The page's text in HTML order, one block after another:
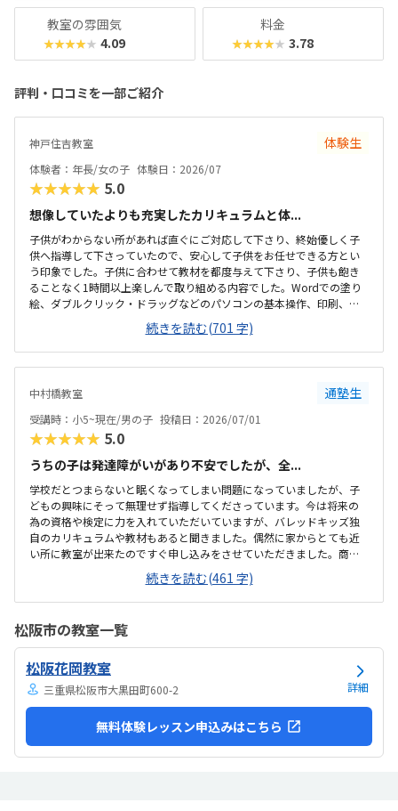
教室の雰囲気
★★★★★ 4.09
料金
★★★★★ 3.78
評判・口コミを一部ご紹介
神戸住吉教室 体験生
体験者：年長/女の子 体験日：2026/07
★★★★★ 5.0
想像していたよりも充実したカリキュラムと体...
子供がわからない所があれば直ぐにご対応して下さり、終始優しく子
供へ指導して下さっていたので、安心して子供をお任せできる方とい
う印象でした。子供に合わせて教材を都度与えて下さり、子供も飽き
ることなく1時間以上楽しんで取り組める内容でした。Wordでの塗り
絵、ダブルクリック・ドラッグなどのパソコンの基本操作、印刷、フ
ォルダ名変更、タイピング練習など、子供に合ったレベル感で教材に
取り組ませて頂き、可愛い絵柄の教材だったので子供にも取り組みや
すそうで好印象な内容でした。最寄り駅から徒歩5分ほどの所にあり、
駐車場や駐輪場が無いのでアクセス面が改善されると尚嬉しいです。
少し小さい子は不安になりそうだと感じました。室内は清潔感があ
り、明るいながらも落ち着いてパソコンに集中できる環境が整ってい
ました。机や椅子も綺麗で不要なものも無く、親と...
続きを読む(701 字)
中村橋教室 通塾生
受講時：小5~現在/男の子 投稿日：2026/07/01
★★★★★ 5.0
うちの子は発達障がいがあり不安でしたが、全...
学校だとつまらないと眠くなってしまい問題になっていましたが、子
どもの興味にそって無理せず指導してくださっています。今は将来の
為の資格や検定に力を入れていただいていますが、バレッドキッズ独
自のカリキュラムや教材もあると聞きました。偶然に家からとても近
い所に教室が出来たのですぐ申し込みをさせていただきました。商店
街の中なので人通りが多く安全です。コロナ禍で始まった教室です。ま
ず入ると手洗いから始まると聞いています。室内も明るく清潔感があ
ります。他に教室の事は分かりませんが、資格や検定の料金のことも
の調査書のためMOSの資格が必要と伝えたところすぐに対応していた
だきました。その後の資格の取得にも積極的に動いてくださり子ども
の自信につながっています。教室の開所時から通っていますが、特に
説明なく講師の先生が何度か替わりました。今は落...
続きを読む(461 字)
松阪市の教室一覧
松阪花岡教室
三重県松阪市大黒田町600-2 詳細
無料体験レッスン申込みはこちら